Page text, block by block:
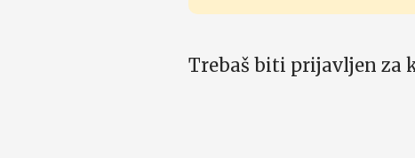
Trebaš biti prijavljen za